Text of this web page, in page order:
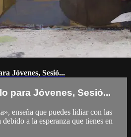
Jóvenes, Sesió...
para Jóvenes, Sesió...
enseña que puedes lidiar con las
a la esperanza que tienes en